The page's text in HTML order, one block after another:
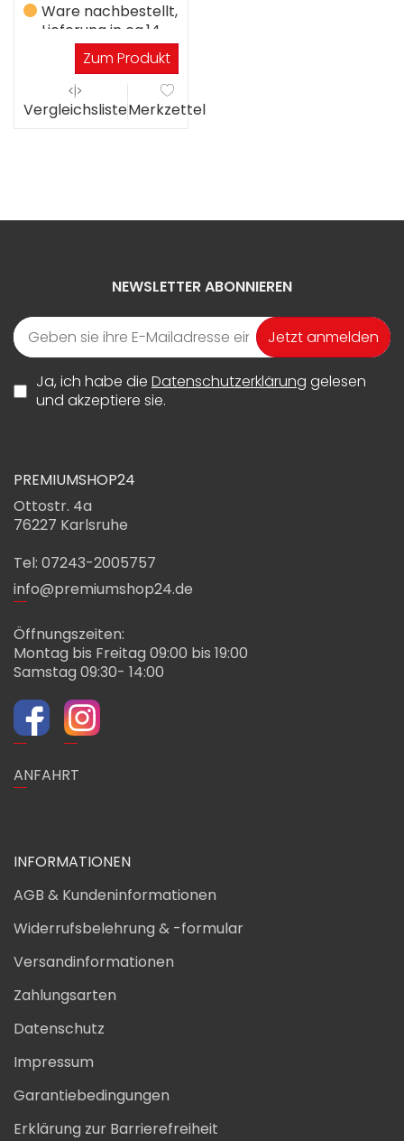
Ware nachbestellt,
Lieferung in ca.14
Werktagen
Zum Produkt
VergleichslisteMerkzettel
NEWSLETTER ABONNIEREN
Jetzt anmelden
Ja, ich habe die Datenschutzerklärung gelesen
und akzeptiere sie.
PREMIUMSHOP24
Ottostr. 4a
76227 Karlsruhe
Tel: 07243-2005757
info@premiumshop24.de
Öffnungszeiten:
Montag bis Freitag 09:00 bis 19:00
Samstag 09:30- 14:00
ANFAHRT
INFORMATIONEN
AGB & Kundeninformationen
Widerrufsbelehrung & -formular
Versandinformationen
Zahlungsarten
Datenschutz
Impressum
Garantiebedingungen
Erklärung zur Barrierefreiheit